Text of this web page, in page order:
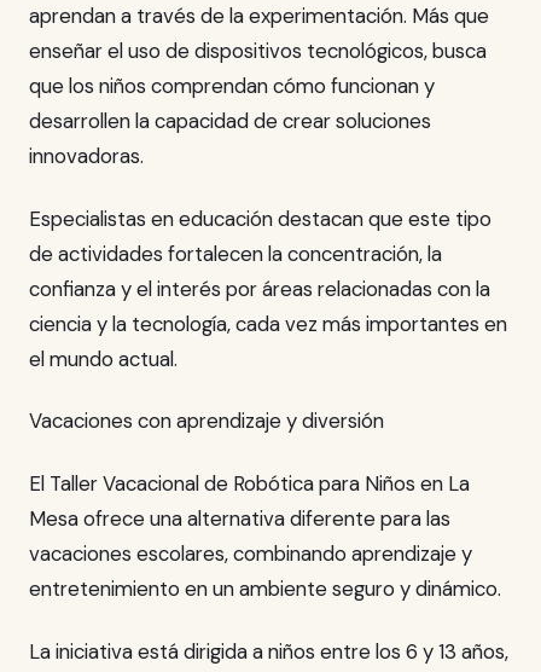
aprendan a través de la experimentación. Más que
enseñar el uso de dispositivos tecnológicos, busca
que los niños comprendan cómo funcionan y
desarrollen la capacidad de crear soluciones
innovadoras.
Especialistas en educación destacan que este tipo
de actividades fortalecen la concentración, la
confianza y el interés por áreas relacionadas con la
ciencia y la tecnología, cada vez más importantes en
el mundo actual.
Vacaciones con aprendizaje y diversión
El Taller Vacacional de Robótica para Niños en La
Mesa ofrece una alternativa diferente para las
vacaciones escolares, combinando aprendizaje y
entretenimiento en un ambiente seguro y dinámico.
La iniciativa está dirigida a niños entre los 6 y 13 años,